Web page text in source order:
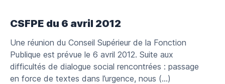
CSFPE du 6 avril 2012
Une réunion du Conseil Supérieur de la Fonction
Publique est prévue le 6 avril 2012. Suite aux
difficultés de dialogue social rencontrées : passage
en force de textes dans l’urgence, nous (…)